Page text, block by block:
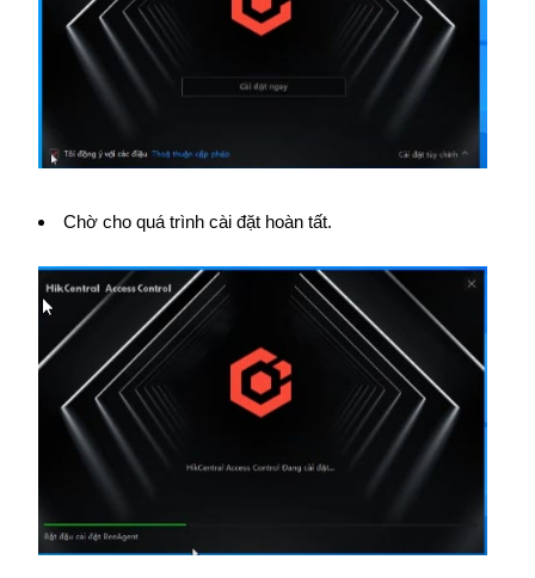
Chờ cho quá trình cài đặt hoàn tất.